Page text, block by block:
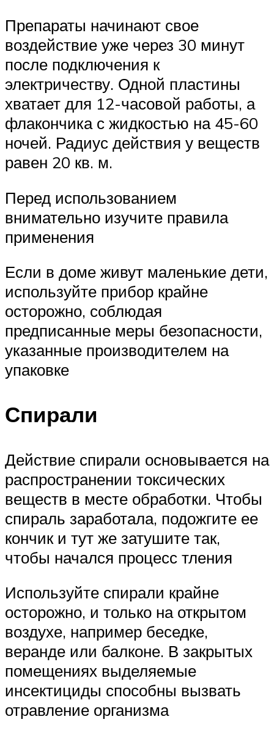
Препараты начинают свое
воздействие уже через 30 минут
после подключения к
электричеству. Одной пластины
хватает для 12-часовой работы, а
флакончика с жидкостью на 45-60
ночей. Радиус действия у веществ
равен 20 кв. м.
Перед использованием
внимательно изучите правила
применения
Если в доме живут маленькие дети,
используйте прибор крайне
осторожно, соблюдая
предписанные меры безопасности,
указанные производителем на
упаковке
Спирали
Действие спирали основывается на
распространении токсических
веществ в месте обработки. Чтобы
спираль заработала, подожгите ее
кончик и тут же затушите так,
чтобы начался процесс тления
Используйте спирали крайне
осторожно, и только на открытом
воздухе, например беседке,
веранде или балконе. В закрытых
помещениях выделяемые
инсектициды способны вызвать
отравление организма